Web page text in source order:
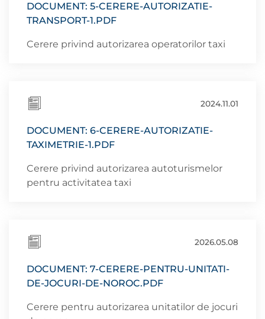
DOCUMENT: 5-CERERE-AUTORIZATIE-
TRANSPORT-1.PDF
Cerere privind autorizarea operatorilor taxi
2024.11.01
DOCUMENT: 6-CERERE-AUTORIZATIE-
TAXIMETRIE-1.PDF
Cerere privind autorizarea autoturismelor
pentru activitatea taxi
2026.05.08
DOCUMENT: 7-CERERE-PENTRU-UNITATI-
DE-JOCURI-DE-NOROC.PDF
Cerere pentru autorizarea unitatilor de jocuri